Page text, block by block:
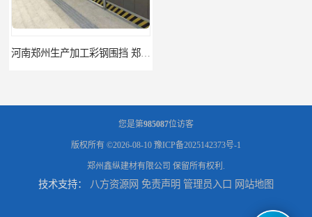
河南郑州生产加工彩钢围挡 郑州鑫纵 质量好 围挡加工
您是第985087位访客
版权所有 ©2026-08-10 豫ICP备2025142373号-1
郑州鑫纵建材有限公司 保留所有权利.
技术支持： 八方资源网 免责声明 管理员入口 网站地图